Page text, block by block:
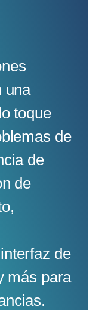
una
toque
de
de
de
de
más para